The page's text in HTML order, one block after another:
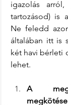
igazolás
tartozásod) is
Ne feledd
általában itt is
két havi bérleti
lehet.
A